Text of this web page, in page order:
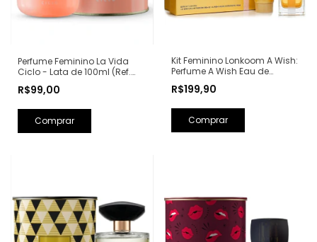
Perfume Feminino La Vida
Ciclo - Lata de 100ml (Ref.
Lancôme)
R$99,00
Kit Feminino Lonkoom A Wish:
Perfume A Wish Eau de
Parfum 100ml + Loção
Hidratante Corporal
R$199,90